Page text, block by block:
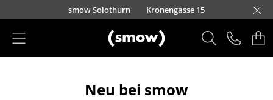
Direkt zum Inhaltsmow Solothurn Kronengasse 15
Neu bei smow